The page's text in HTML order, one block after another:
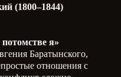
(1800–1844)
я»
Баратынского,
отношения с